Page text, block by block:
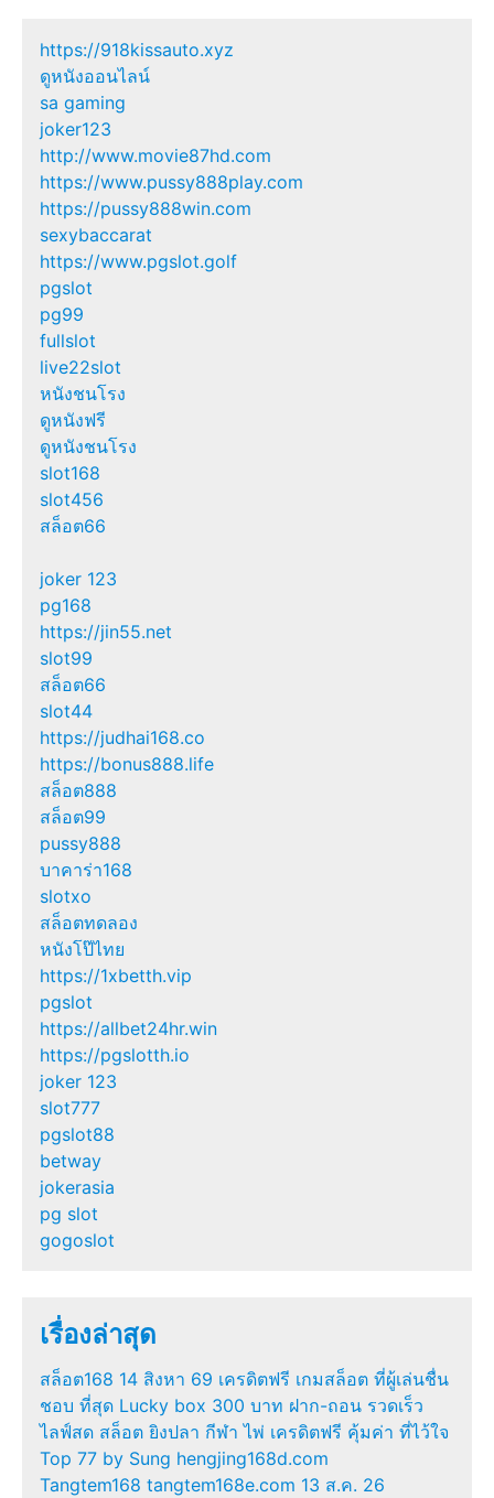
https://918kissauto.xyz
ดูหนังออนไลน์
sa gaming
joker123
http://www.movie87hd.com
https://www.pussy888play.com
https://pussy888win.com
sexybaccarat
https://www.pgslot.golf
pgslot
pg99
fullslot
live22slot
หนังชนโรง
ดูหนังฟรี
ดูหนังชนโรง
slot168
slot456
สล็อต66
joker 123
pg168
https://jin55.net
slot99
สล็อต66
slot44
https://judhai168.co
https://bonus888.life
สล็อต888
สล็อต99
pussy888
บาคาร่า168
slotxo
สล็อตทดลอง
หนังโป๊ไทย
https://1xbetth.vip
pgslot
https://allbet24hr.win
https://pgslotth.io
joker 123
slot777
pgslot88
betway
jokerasia
pg slot
gogoslot
เรื่องล่าสุด
สล็อต168 14 สิงหา 69 เครดิตฟรี เกมสล็อต ที่ผู้เล่นชื่น
ชอบ ที่สุด Lucky box 300 บาท ฝาก-ถอน รวดเร็ว
ไลฟ์สด สล็อต ยิงปลา กีฬา ไพ่ เครดิตฟรี คุ้มค่า ที่ไว้ใจ
Top 77 by Sung hengjing168d.com
Tangtem168 tangtem168e.com 13 ส.ค. 26